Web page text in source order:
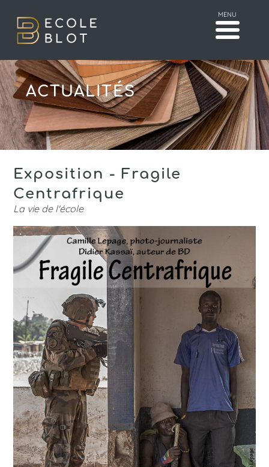
MENU
ACTUALITÉS
Exposition - Fragile
Centrafrique
La vie de l'école